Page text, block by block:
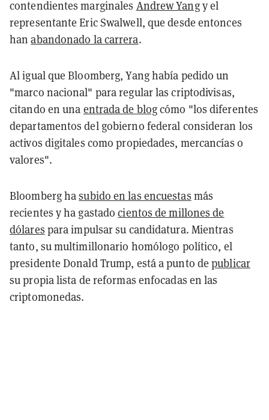
contendientes marginales Andrew Yangy el
representante Eric Swalwell, que desde entonces
hanabandonado la carrera.
Al igual que Bloomberg, Yang había pedido un
"marco nacional" para regular las criptodivisas,
citando en una entrada de blogcómo "los diferentes
departamentos del gobierno federal consideran los
activos digitales como propiedades, mercancías o
valores".
Bloomberg hasubido en las encuestas más
recientes y ha gastadocientos de millones de
dólares para impulsar su candidatura. Mientras
tanto, su multimillonario homólogo político, el
presidente Donald Trump, está a punto depublicar
su propia lista de reformas enfocadas en las
criptomonedas.